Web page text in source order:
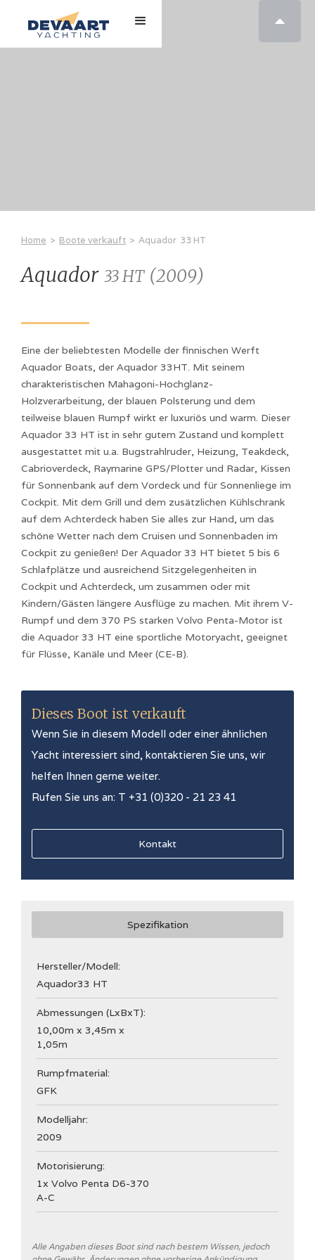

Home > Boote verkauft > Aquador 33 HT
Aquador 33 HT (2009)
Eine der beliebtesten Modelle der finnischen Werft
Aquador Boats, der Aquador 33HT. Mit seinem
charakteristischen Mahagoni-Hochglanz-
Holzverarbeitung, der blauen Polsterung und dem
teilweise blauen Rumpf wirkt er luxuriös und warm. Dieser
Aquador 33 HT ist in sehr gutem Zustand und komplett
ausgestattet mit u.a. Bugstrahlruder, Heizung, Teakdeck,
Cabrioverdeck, Raymarine GPS/Plotter und Radar, Kissen
für Sonnenbank auf dem Vordeck und für Sonnenliege im
Cockpit. Mit dem Grill und dem zusätzlichen Kühlschrank
auf dem Achterdeck haben Sie alles zur Hand, um das
schöne Wetter nach dem Cruisen und Sonnenbaden im
Cockpit zu genießen! Der Aquador 33 HT bietet 5 bis 6
Schlafplätze und ausreichend Sitzgelegenheiten in
Cockpit und Achterdeck, um zusammen oder mit
Kindern/Gästen längere Ausflüge zu machen. Mit ihrem V-
Rumpf und dem 370 PS starken Volvo Penta-Motor ist
die Aquador 33 HT eine sportliche Motoryacht, geeignet
für Flüsse, Kanäle und Meer (CE-B).
Dieses Boot ist verkauft
Wenn Sie in diesem Modell oder einer ähnlichen
Yacht interessiert sind, kontaktieren Sie uns, wir
helfen Ihnen gerne weiter.
Rufen Sie uns an: T +31 (0)320 - 21 23 41
Kontakt
Spezifikation
Hersteller/Modell:
Aquador33 HT
Abmessungen (LxBxT):
10,00m x 3,45m x
1,05m
Rumpfmaterial:
GFK
Modelljahr:
2009
Motorisierung:
1x Volvo Penta D6-370
A-C
Allgemein
Alle Angaben dieses Boot sind nach bestem Wissen, jedoch